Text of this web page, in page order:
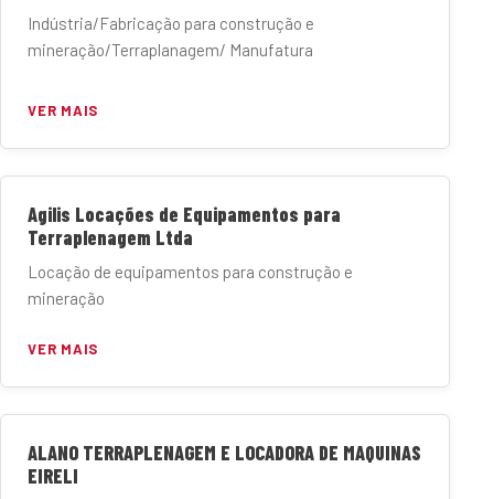
Indústria/Fabricação para construção e
mineração/Terraplanagem/ Manufatura
VER MAIS
Agilis Locações de Equipamentos para
Terraplenagem Ltda
Locação de equipamentos para construção e
mineração
VER MAIS
ALANO TERRAPLENAGEM E LOCADORA DE MAQUINAS
EIRELI